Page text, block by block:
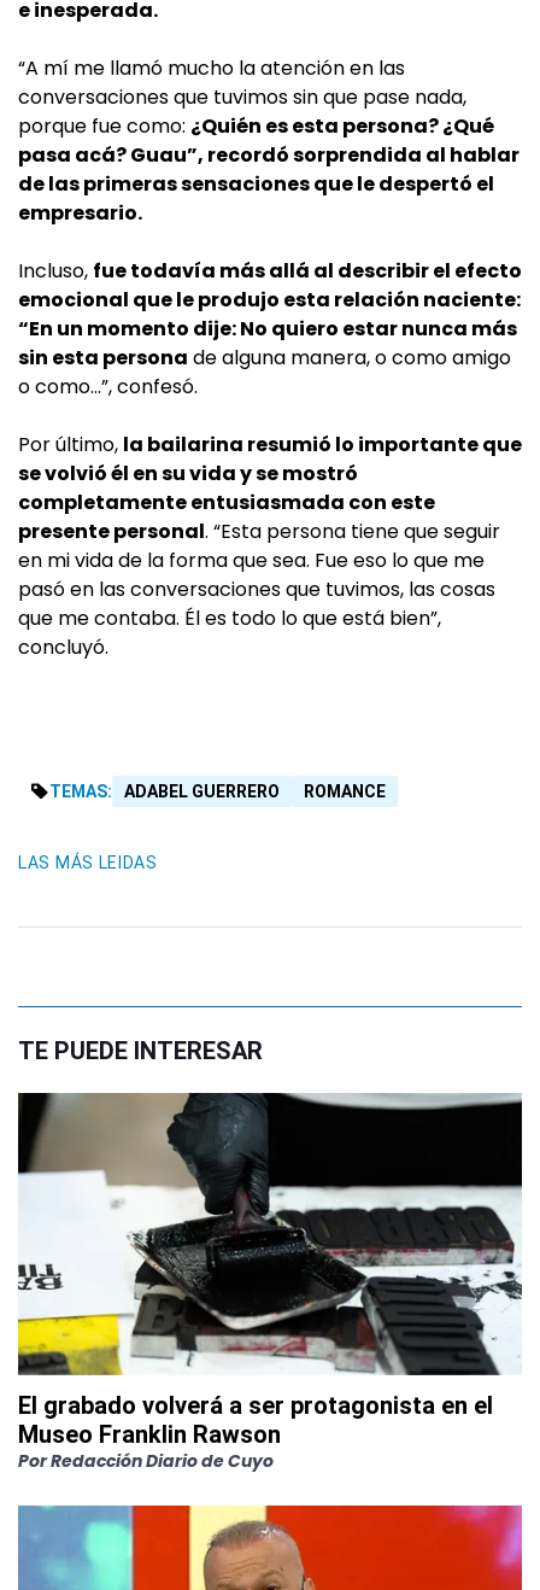
e inesperada.
“A mí me llamó mucho la atención en las
conversaciones que tuvimos sin que pase nada,
porque fue como: ¿Quién es esta persona? ¿Qué
pasa acá? Guau”, recordó sorprendida al hablar
de las primeras sensaciones que le despertó el
empresario.
Incluso, fue todavía más allá al describir el efecto
emocional que le produjo esta relación naciente:
“En un momento dije: No quiero estar nunca más
sin esta persona de alguna manera, o como amigo
o como…”, confesó.
Por último, la bailarina resumió lo importante que
se volvió él en su vida y se mostró
completamente entusiasmada con este
presente personal. “Esta persona tiene que seguir
en mi vida de la forma que sea. Fue eso lo que me
pasó en las conversaciones que tuvimos, las cosas
que me contaba. Él es todo lo que está bien”,
concluyó.
TEMAS: ADABEL GUERRERO ROMANCE
LAS MÁS LEIDAS
TE PUEDE INTERESAR
El grabado volverá a ser protagonista en el
Museo Franklin Rawson
PorRedacción Diario de Cuyo